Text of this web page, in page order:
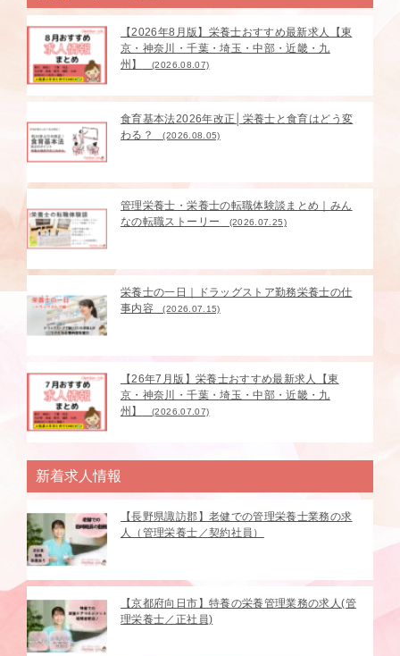
【2026年8月版】栄養士おすすめ最新求人【東
京・神奈川・千葉・埼玉・中部・近畿・九
州】
(2026.08.07)
食育基本法2026年改正│栄養士と食育はどう変
わる？
(2026.08.05)
管理栄養士・栄養士の転職体験談まとめ｜みん
なの転職ストーリー
(2026.07.25)
栄養士の一日｜ドラッグストア勤務栄養士の仕
事内容 (2026.07.15)
【26年7月版】栄養士おすすめ最新求人【東
京・神奈川・千葉・埼玉・中部・近畿・九
州】
(2026.07.07)
新着求人情報
【長野県諏訪郡】老健での管理栄養士業務の求
人（管理栄養士／契約社員）
【京都府向日市】特養の栄養管理業務の求人(管
理栄養士／正社員)